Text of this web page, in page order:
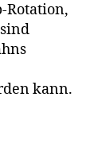
kann.